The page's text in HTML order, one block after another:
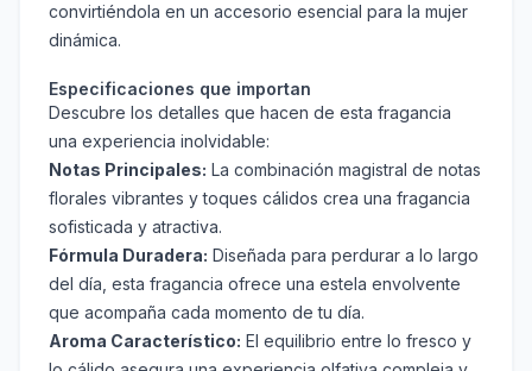
convirtiéndola en un accesorio esencial para la mujer
dinámica.
Especificaciones que importan
Descubre los detalles que hacen de esta fragancia
una experiencia inolvidable:
Notas Principales: La combinación magistral de notas
florales vibrantes y toques cálidos crea una fragancia
sofisticada y atractiva.
Fórmula Duradera: Diseñada para perdurar a lo largo
del día, esta fragancia ofrece una estela envolvente
que acompaña cada momento de tu día.
Aroma Característico: El equilibrio entre lo fresco y